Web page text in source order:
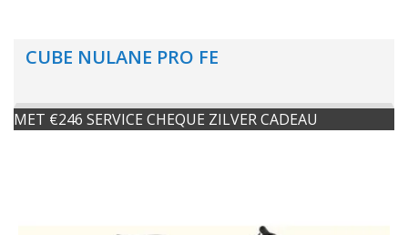
CUBE NULANE PRO FE
MET €246 SERVICE CHEQUE ZILVER CADEAU